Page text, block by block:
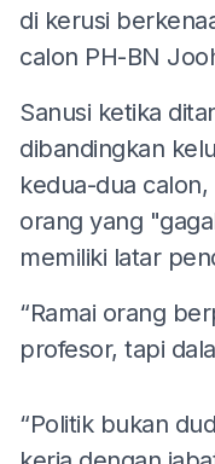
di kerusi
calon PH-BN
Sanusi ketika
dibandingkan
kedua-dua
orang yang
memiliki latar
“Ramai orang
profesor, tapi
“Politik bukan